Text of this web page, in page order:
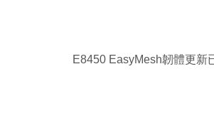
E8450 EasyMesh韌體更新